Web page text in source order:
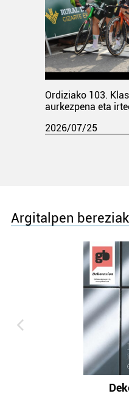
Ordiziako 103.
aurkezpena eta
2026/07/25
Argitalpen bereziak